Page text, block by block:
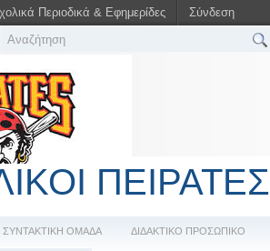
ΠΕΙΡΑΤΕΣ
ΣΥΝΤΑΚΤΙΚΗ ΟΜΑΔΑ ΔΙΔΑΚΤΙΚΟ ΠΡΟΣΩΠΙΚΟ
Περιοδικά & Εφημερίδες Σύνδεση